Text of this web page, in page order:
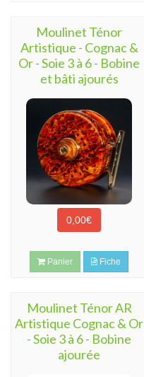
Moulinet Ténor
Artistique - Cognac &
Or - Soie 3 à 6 - Bobine
et bâti ajourés
0,00€
Panier Fiche
Moulinet Ténor AR
Artistique Cognac & Or
- Soie 3 à 6 - Bobine
ajourée